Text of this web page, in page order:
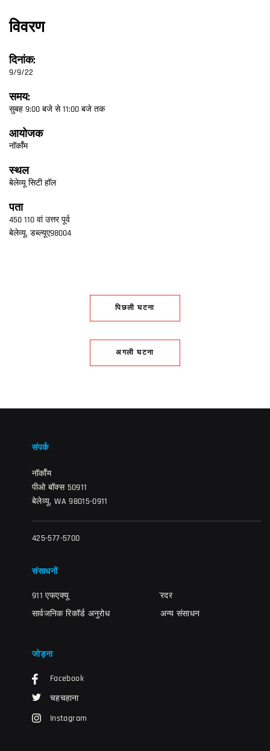
विवरण
दिनांक:
9/9/22
समय:
सुबह 9:00 बजे से 11:00 बजे तक
आयोजक
नॉर्कॉम
स्थल
बेलेव्यू सिटी हॉल
पता
450 110 वां उत्तर पूर्व
बेलेव्यू, डब्ल्यूए98004
पिछली घटना
अगली घटना
संपर्क
नॉर्कॉम
पीओ बॉक्स 50911
बेलेव्यू, WA 98015-0911
425-577-5700
संसाधनों
911 एफएक्यू
सार्वजनिक रिकॉर्ड अनुरोध
̈रदर
अन्य संसाधन
जोड़ना
Facebook
चहचहाना
Instagram